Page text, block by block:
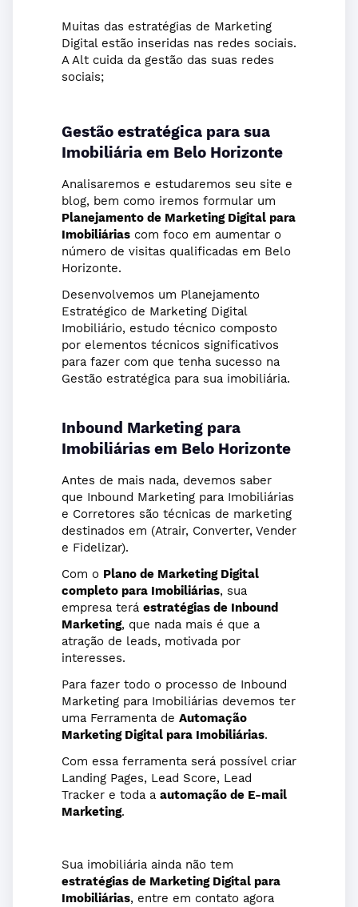
Muitas das estratégias de Marketing
Digital estão inseridas nas redes sociais.
A Alt cuida da gestão das suas redes
sociais;
Gestão estratégica para sua
Imobiliária em Belo Horizonte
Analisaremos e estudaremos seu site e
blog, bem como iremos formular um
Planejamento de Marketing Digital para
Imobiliáriascom foco em aumentar o
número de visitas qualificadas em Belo
Horizonte.
Desenvolvemos um Planejamento
Estratégico de Marketing Digital
Imobiliário, estudo técnico composto
por elementos técnicos significativos
para fazer com que tenha sucesso na
Gestão estratégica para sua imobiliária.
Inbound Marketing para
Imobiliárias em Belo Horizonte
Antes de mais nada, devemos saber
que Inbound Marketing para Imobiliárias
e Corretores são técnicas de marketing
destinados em (Atrair, Converter, Vender
e Fidelizar).
Com o Plano de Marketing Digital
completo para Imobiliárias, sua
empresa terá estratégias de Inbound
Marketing, que nada mais é que a
atração de leads, motivada por
interesses.
Para fazer todo o processo de Inbound
Marketing para Imobiliárias devemos ter
uma Ferramenta de Automação
Marketing Digital para Imobiliárias.
Com essa ferramenta será possível criar
Landing Pages, Lead Score, Lead
Tracker e toda a automação de E-mail
Marketing.
Sua imobiliária ainda não tem
estratégias de Marketing Digital para
Imobiliárias, entre em contato agora